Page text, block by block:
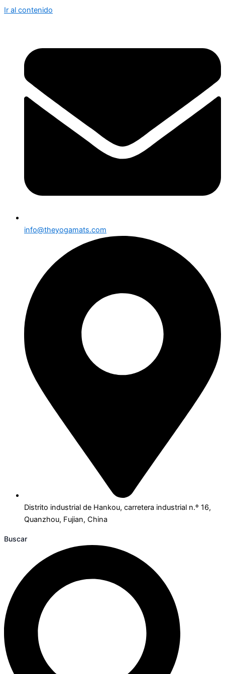
Ir al contenido
info@theyogamats.com
Distrito industrial de Hankou, carretera industrial n.º 16,
Quanzhou, Fujian, China
Buscar